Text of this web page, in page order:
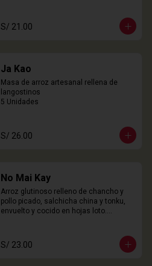
S/ 21.00
Ja Kao
Masa de arroz artesanal rellena de
langostinos
5 Unidades
S/ 26.00
No Mai Kay
Arroz glutinoso relleno de chancho y
pollo picado, salchicha china y tonku,
envuelto y cocido en hojas loto.
S/ 23.00